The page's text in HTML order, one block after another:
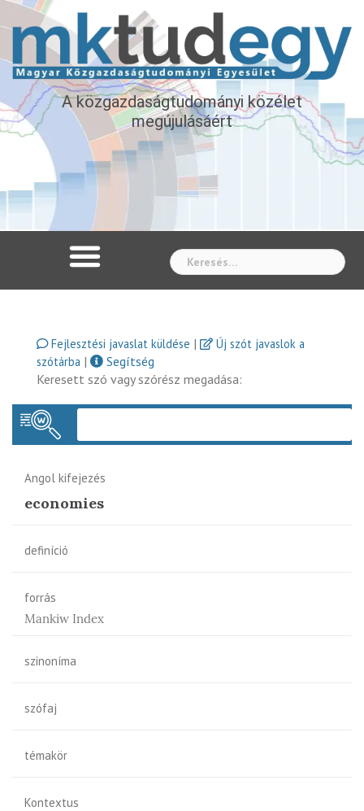
A közgazdaságtudományi közélet
megújulásáért
Fejlesztési javaslat küldése |
Új szót javaslok a
szótárba |
Segítség
Keresett szó vagy szórész megadása:
Angol kifejezés
economies
definíció
forrás
Mankiw Index
szinoníma
szófaj
témakör
Kontextus